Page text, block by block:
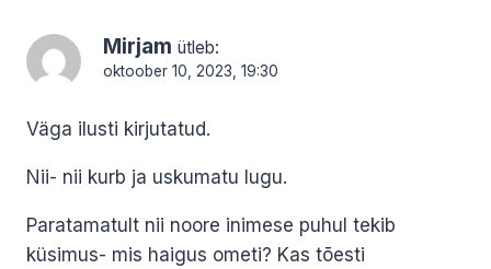
Mirjam ütleb:
oktoober 10, 2023, 19:30
Väga ilusti kirjutatud.
Nii- nii kurb ja uskumatu lugu.
Paratamatult nii noore inimese puhul tekib
küsimus- mis haigus ometi? Kas tōesti